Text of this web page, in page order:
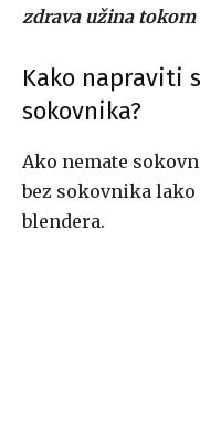
zdrava užina tokom
Kako napraviti
sokovnika?
Ako nemate
bez sokovnika
blendera.